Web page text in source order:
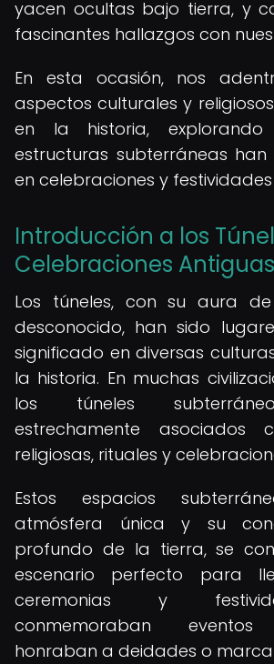
yacen ocultas bajo tierra, y
fascinantes hallazgos con
En esta ocasión, nos
aspectos culturales y
en la historia,
estructuras subterráneas han
en celebraciones y
Introducción a los
Celebraciones Antiguas
Los túneles, con su aura
desconocido, han sido
significado en diversas
la historia. En muchas
los túneles
estrechamente asociados
religiosas, rituales y
Estos espacios
atmósfera única y su
profundo de la tierra, se
escenario perfecto para
ceremonias y
conmemoraban eventos
honraban a deidades o